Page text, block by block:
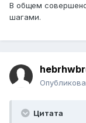
В общем
шагами.
Цитата